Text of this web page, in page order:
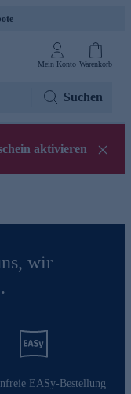
Mein Konto Warenkorb
Suchen
aktivieren
wir
EASy-Bestellung